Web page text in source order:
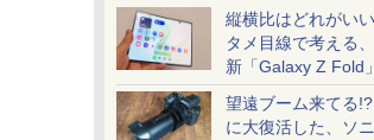
縦横比はどれがい
タメ目線で考える
新「Galaxy Z Fold」
望遠ブーム来てる
に大復活した、ソ